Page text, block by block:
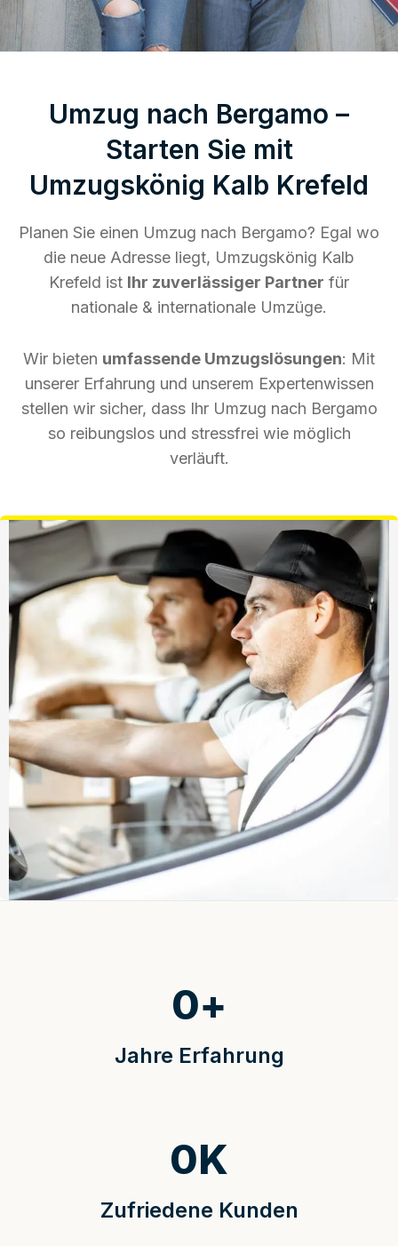
Umzug nach Bergamo –
Starten Sie mit
Umzugskönig Kalb Krefeld
Planen Sie einen Umzug nach Bergamo? Egal wo
die neue Adresse liegt, Umzugskönig Kalb
Krefeld ist Ihr zuverlässiger Partner für
nationale & internationale Umzüge.
Wir bieten umfassende Umzugslösungen: Mit
unserer Erfahrung und unserem Expertenwissen
stellen wir sicher, dass Ihr Umzug nach Bergamo
so reibungslos und stressfrei wie möglich
verläuft.
Jahre Erfahrung
0+
Zufriedene Kunden
0K